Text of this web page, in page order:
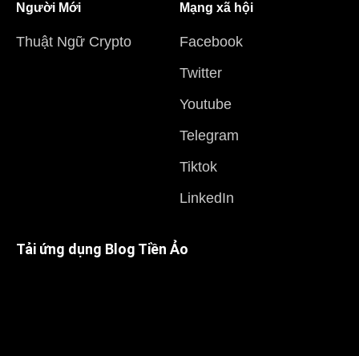
Người Mới
Thuật Ngữ Crypto
Mạng xã hội
Facebook
Twitter
Youtube
Telegram
Tiktok
LinkedIn
Tải ứng dụng Blog Tiền Ảo